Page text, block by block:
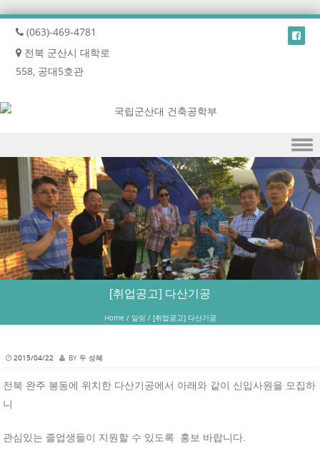
(063)-469-4781
전북 군산시 대학로
558, 공대5호관
Skip to content
[취업공고] 다산기공
Home / 알림 /[취업공고] 다산기공
2015/04/22 BY 두 성혜
전북 완주 봉동에 위치한 다산기공에서 아래와 같이 신입사원을 모집하
니
관심있는 졸업생들이 지원할 수 있도록 홍보 바랍니다.